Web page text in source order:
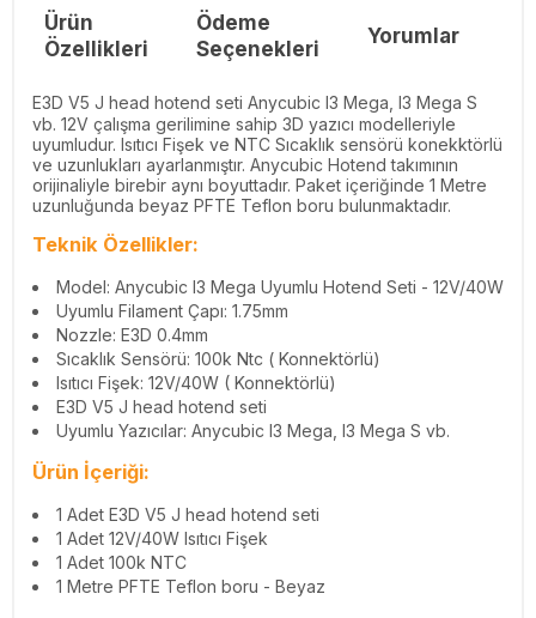
Ürün
Özellikleri
Ödeme
Seçenekleri
Yorumlar
E3D V5 J head hotend seti Anycubic I3 Mega, I3 Mega S
vb. 12V çalışma gerilimine sahip 3D yazıcı modelleriyle
uyumludur. Isıtıcı Fişek ve NTC Sıcaklık sensörü konekktörlü
ve uzunlukları ayarlanmıştır. Anycubic Hotend takımının
orijinaliyle birebir aynı boyuttadır. Paket içeriğinde 1 Metre
uzunluğunda beyaz PFTE Teflon boru bulunmaktadır.
Teknik Özellikler:
Model: Anycubic I3 Mega Uyumlu Hotend Seti - 12V/40W
Uyumlu Filament Çapı: 1.75mm
Nozzle: E3D 0.4mm
Sıcaklık Sensörü: 100k Ntc ( Konnektörlü)
Isıtıcı Fişek: 12V/40W ( Konnektörlü)
E3D V5 J head hotend seti
Uyumlu Yazıcılar: Anycubic I3 Mega, I3 Mega S vb.
Ürün İçeriği:
1 Adet E3D V5 J head hotend seti
1 Adet 12V/40W Isıtıcı Fişek
1 Adet 100k NTC
1 Metre PFTE Teflon boru - Beyaz